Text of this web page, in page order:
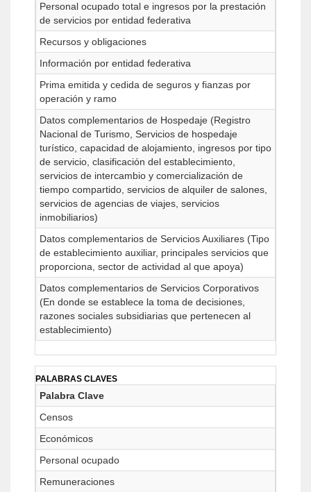
Personal ocupado total e ingresos por la prestación
de servicios por entidad federativa
Recursos y obligaciones
Información por entidad federativa
Prima emitida y cedida de seguros y fianzas por
operación y ramo
Datos complementarios de Hospedaje (Registro
Nacional de Turismo, Servicios de hospedaje
turístico, capacidad de alojamiento, ingresos por tipo
de servicio, clasificación del establecimiento,
servicios de intercambio y comercialización de
tiempo compartido, servicios de alquiler de salones,
servicios de agencias de viajes, servicios
inmobiliarios)
Datos complementarios de Servicios Auxiliares (Tipo
de establecimiento auxiliar, principales servicios que
proporciona, sector de actividad al que apoya)
Datos complementarios de Servicios Corporativos
(En donde se establece la toma de decisiones,
razones sociales subsidiarias que pertenecen al
establecimiento)
PALABRAS CLAVES
Palabra Clave
Censos
Económicos
Personal ocupado
Remuneraciones